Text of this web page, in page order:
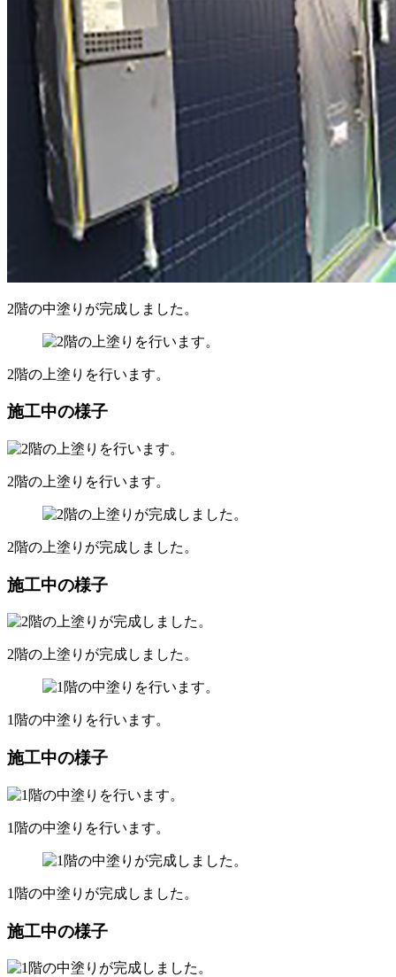
2階の中塗りが完成しました。
2階の上塗りを行います。
施工中の様子
2階の上塗りを行います。
2階の上塗りが完成しました。
施工中の様子
2階の上塗りが完成しました。
1階の中塗りを行います。
施工中の様子
1階の中塗りを行います。
1階の中塗りが完成しました。
施工中の様子